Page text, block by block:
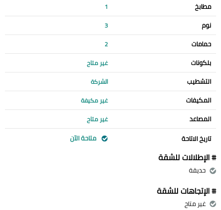
مطابخ 1
نوم 3
حمامات 2
بلكونات غير متاح
التشطيب الشركة
المكيفات غير مكيفة
المصاعد غير متاح
تاريخ الاتاحة متاحة الآن
# الإطلالات للشقة
حديقة
# الإتجاهات للشقة
غير متاح